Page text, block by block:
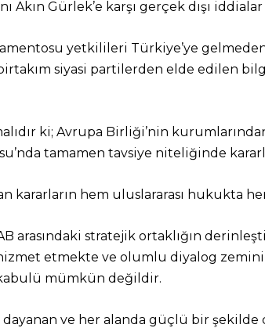
Akın Gürlek’e karşı gerçek dışı
yetkilileri Türkiye’ye
siyasi partilerden elde edilen
ki; Avrupa Birliği’nin
tamamen tavsiye niteliğinde
kararların hem uluslararası hukukta
arasındaki stratejik ortaklığın
etmekte ve olumlu diyalog
kabulü mümkün değildir.
dayanan ve her alanda güçlü bir